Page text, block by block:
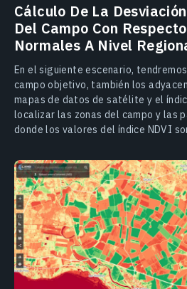
Cálculo De La
Del Campo Con
Normales A Nivel
En el siguiente escenario,
campo objetivo, también los
mapas de datos de satélite y el
localizar las zonas del campo y las
donde los valores del índice NDVI